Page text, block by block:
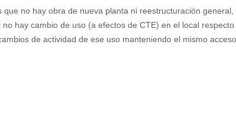
que no hay obra de nueva planta ni reestructuración
hay cambio de uso (a efectos de CTE) en el local
de actividad de ese uso manteniendo el mismo